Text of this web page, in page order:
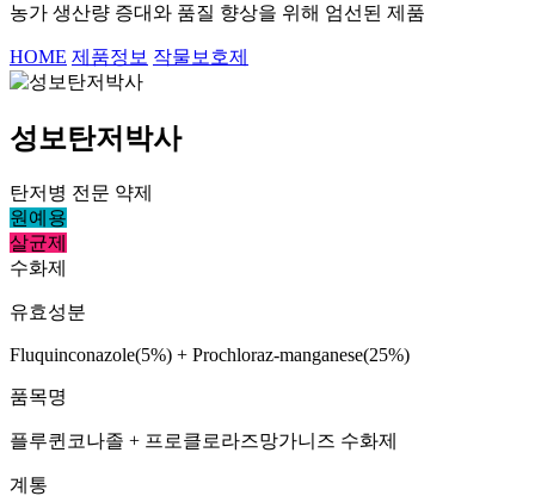
농가 생산량 증대와 품질 향상을 위해 엄선된 제품
HOME 제품정보 작물보호제
성보탄저박사
탄저병 전문 약제
원예용
살균제
수화제
유효성분
Fluquinconazole(5%) + Prochloraz-manganese(25%)
품목명
플루퀸코나졸 + 프로클로라즈망가니즈 수화제
계통